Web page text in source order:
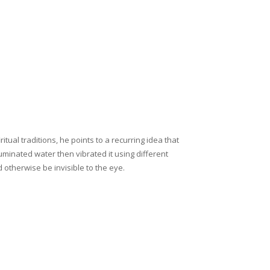
traditions, he points to a recurring idea that
water then vibrated it using different
be invisible to the eye.